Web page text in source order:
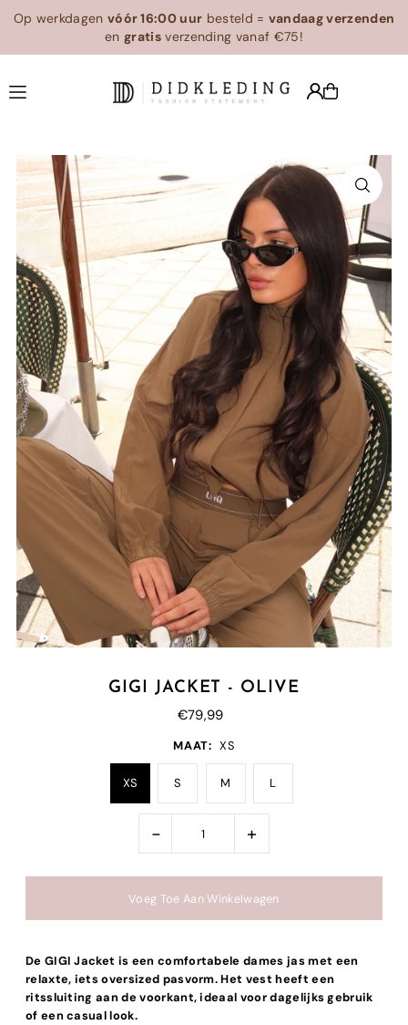
Translation missing: en.accessibility.skip_to_text
Op werkdagen vóór 16:00 uur besteld = vandaag verzenden
engratisverzending vanaf €75!
GIGI JACKET - OLIVE
€79,99
MAAT: XS
XS S M L
- +
De GIGI Jacket is een comfortabele dames jas met een
relaxte, iets oversized pasvorm. Het vest heeft een
ritssluiting aan de voorkant, ideaal voor dagelijks gebruik
of een casual look.